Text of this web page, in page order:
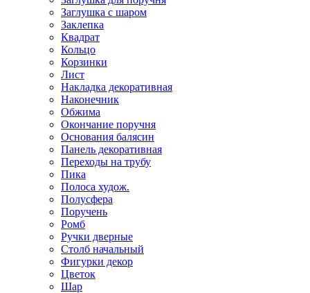
Заглушка с шаром
Заклепка
Квадрат
Кольцо
Корзинки
Лист
Накладка декоративная
Наконечник
Обжима
Окончание поручня
Основания балясин
Панель декоративная
Переходы на трубу
Пика
Полоса худож.
Полусфера
Поручень
Ромб
Ручки дверные
Столб начальный
Фигурки декор
Цветок
Шар